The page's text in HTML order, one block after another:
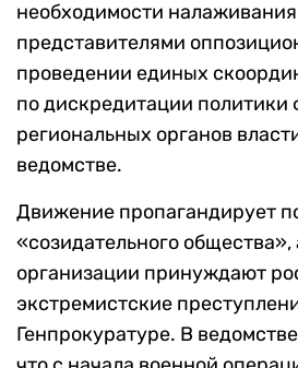
необходимости налаживания
представителями
проведении единых
по дискредитации политики
региональных органов
ведомстве.
Движение пропагандирует
«созидательного общества»,
организации принуждают
экстремистские
Генпрокуратуре. В